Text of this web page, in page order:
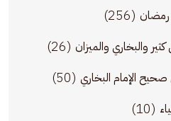
رمضان (256)
والبخاري والميزان (26)
الإمام البخاري (50)
(10)